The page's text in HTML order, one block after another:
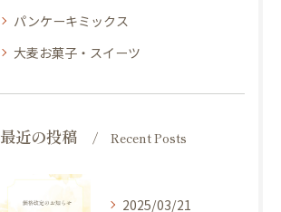
パンケーキミックス
大麦お菓子・スイーツ
最近の投稿 Recent Posts
2025/03/21